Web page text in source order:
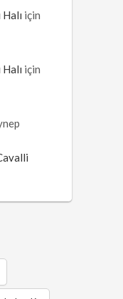
için
için